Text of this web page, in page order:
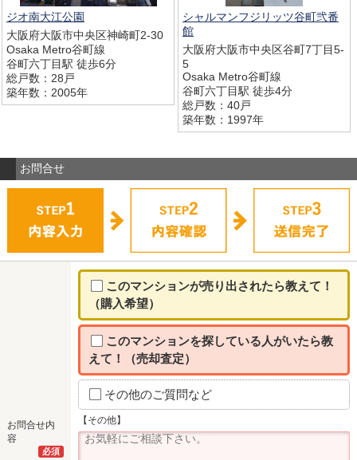
ジオ南大江公園
大阪府大阪市中央区神崎町2-30
Osaka Metro谷町線
谷町六丁目駅 徒歩6分
総戸数：28戸
築年数：2005年
シャルマンフジリッツ谷町弐番
館
大阪府大阪市中央区谷町7丁目5-
5
Osaka Metro谷町線
谷町六丁目駅 徒歩4分
総戸数：40戸
築年数：1997年
お問合せ
お問合せ内
容
必須
このマンションが売り出されたら教えて！
（購入希望）
このマンションを探している人がいたら教
えて！（売却査定）
その他のご質問など
【その他】